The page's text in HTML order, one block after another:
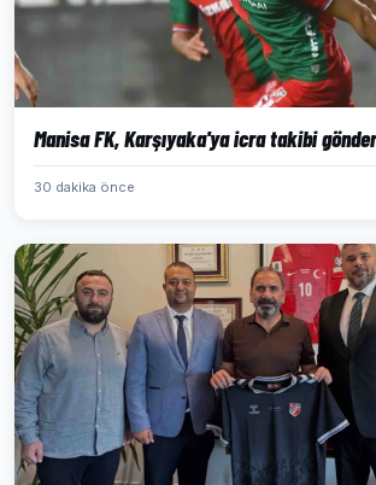
Manisa FK, Karşıyaka'ya icra takibi
30 dakika önce